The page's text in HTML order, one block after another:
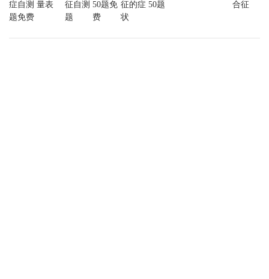
症自测
题免费
量表
征自测
题
50题免
费
征的症
状
50题
合征